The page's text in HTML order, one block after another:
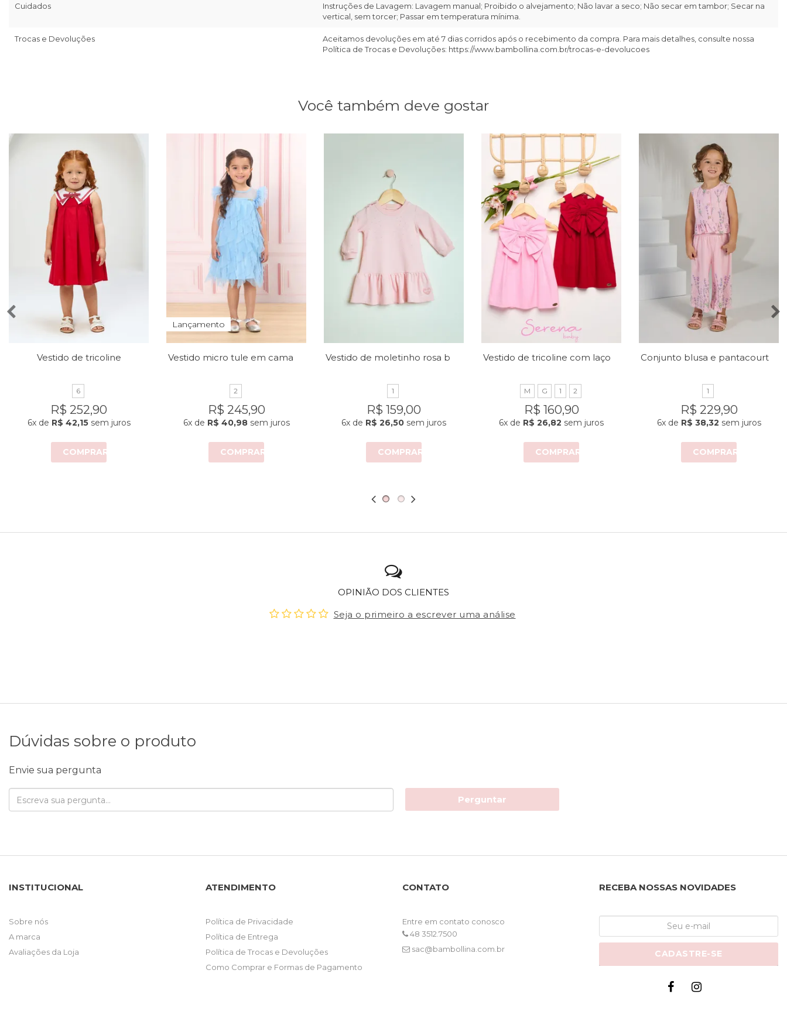
Cuidados
Instruções de Lavagem: Lavagem manual; Proibido o alvejamento; Não lavar a seco; Não secar em tambor; Secar na
vertical, sem torcer; Passar em temperatura mínima.
Trocas e Devoluções
Aceitamos devoluções em até 7 dias corridos após o recebimento da compra. Para mais detalhes, consulte nossa
Política de Trocas e Devoluções: https://www.bambollina.com.br/trocas-e-devolucoes
Você também deve gostar
Vestido de tricoline
6
R$ 252,90
6xde R$ 42,15sem juros
COMPRAR
Lançamento
2
R$ 245,90
6xde R$ 40,98sem juros
COMPRAR
1
R$ 159,00
6x de R$ 26,50 sem juros
COMPRAR
M G 1 2
R$ 160,90
6x de R$ 26,82 sem juros
COMPRAR
1
R$ 229,90
6xde R$ 38,32 sem juros
COMPRAR
OPINIÃO DOS CLIENTES
Seja o primeiro a escrever uma análise
Dúvidas sobre o produto
Envie sua pergunta
Perguntar
INSTITUCIONAL
Sobre nós
A marca
Avaliações da Loja
ATENDIMENTO
Política de Privacidade
Política de Entrega
Política de Trocas e Devoluções
Como Comprar e Formas de Pagamento
CONTATO
Entre em contato conosco
48 3512.7500
sac@bambollina.com.br
RECEBA NOSSAS NOVIDADES
CADASTRE-SE